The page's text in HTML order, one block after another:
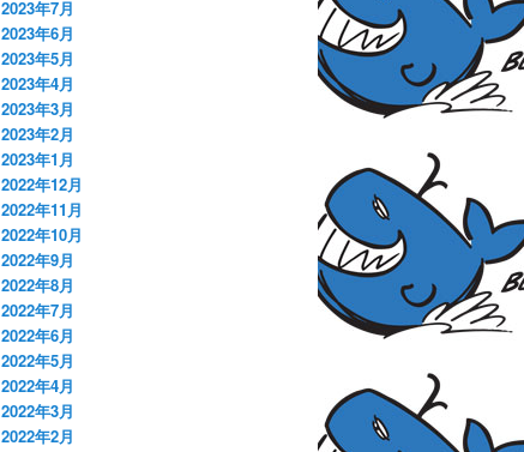
2023年7月
2023年6月
2023年5月
2023年4月
2023年3月
2023年2月
2023年1月
2022年12月
2022年11月
2022年10月
2022年9月
2022年8月
2022年7月
2022年6月
2022年5月
2022年4月
2022年3月
2022年2月